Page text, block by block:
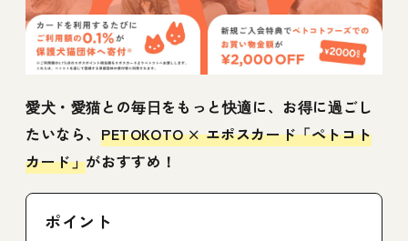
愛犬・愛猫との毎日をもっと快適に、お得に過ごし
たいなら、 PETOKOTO × エポスカード「ペトコト
カード」がおすすめ！
ポイント